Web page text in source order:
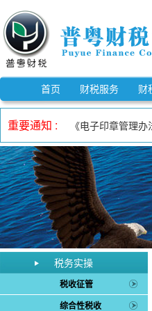
首页 财税服务 财
重要通知 :
《市场监督管理
《中华人民共和
自2023年1月1日
《电子印章管理
自2023年1月1日
自2023年1月1日
《欠税公告办法
《中华人民共和
自2023年1月1日
《中华人民共和
《市场监督管理
《中华人民共和
税务实操
税收征管
综合性税收